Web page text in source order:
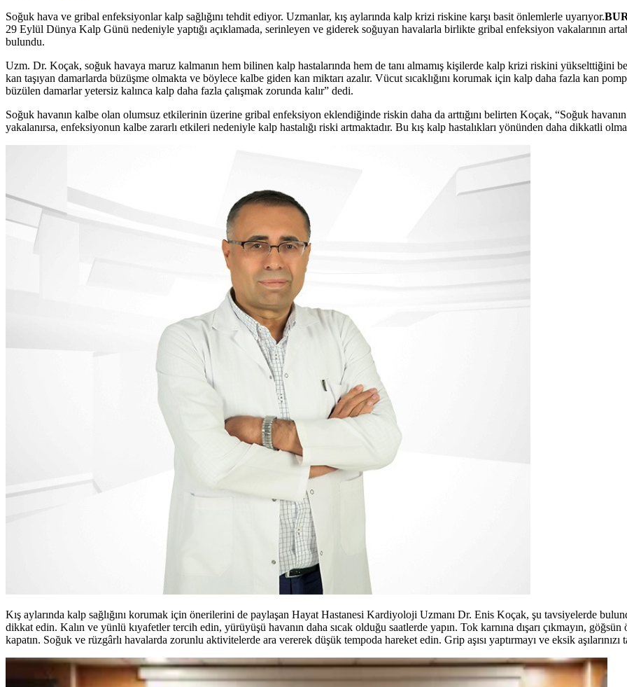
Soğuk hava ve gribal enfeksiyonlar kalp sağlığını tehdit ediyor. Uzmanlar, kış aylarında kalp krizi riskine karşı basit önlemlerle uyarıyor.
29 Eylül Dünya Kalp Günü nedeniyle yaptığı açıklamada, serinleyen ve giderek soğuyan havalarla birlikte gribal enfeksiyon vakalarının
bulundu.
Uzm. Dr. Koçak, soğuk havaya maruz kalmanın hem bilinen kalp hastalarında hem de tanı almamış kişilerde kalp krizi riskini yükselttiğini
kan taşıyan damarlarda büzüşme olmakta ve böylece kalbe giden kan miktarı azalır. Vücut sıcaklığını korumak için kalp daha fazla kan
büzülen damarlar yetersiz kalınca kalp daha fazla çalışmak zorunda kalır” dedi.
Soğuk havanın kalbe olan olumsuz etkilerinin üzerine gribal enfeksiyon eklendiğinde riskin daha da arttığını belirten Koçak, “Soğuk
yakalanırsa, enfeksiyonun kalbe zararlı etkileri nedeniyle kalp hastalığı riski artmaktadır. Bu kış kalp hastalıkları yönünden daha dikkatli
Kış aylarında kalp sağlığını korumak için önerilerini de paylaşan Hayat Hastanesi Kardiyoloji Uzmanı Dr. Enis Koçak, şu tavsiyelerde
dikkat edin. Kalın ve yünlü kıyafetler tercih edin, yürüyüşü havanın daha sıcak olduğu saatlerde yapın. Tok karnına dışarı çıkmayın,
kapatın. Soğuk ve rüzgârlı havalarda zorunlu aktivitelerde ara vererek düşük tempoda hareket edin. Grip aşısı yaptırmayı ve eksik